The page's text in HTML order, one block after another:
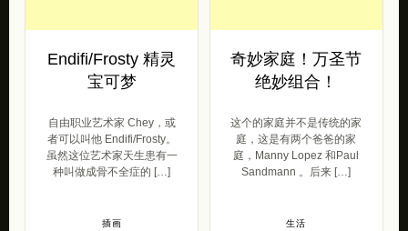
Endifi/Frosty 精灵
宝可梦
自由职业艺术家 Chey，或
者可以叫他 Endifi/Frosty。
虽然这位艺术家天生患有一
种叫做成骨不全症的 […]
插画
奇妙家庭！万圣节
绝妙组合！
这个的家庭并不是传统的家
庭，这是有两个爸爸的家
庭，Manny Lopez 和Paul
Sandmann 。后来 […]
生活